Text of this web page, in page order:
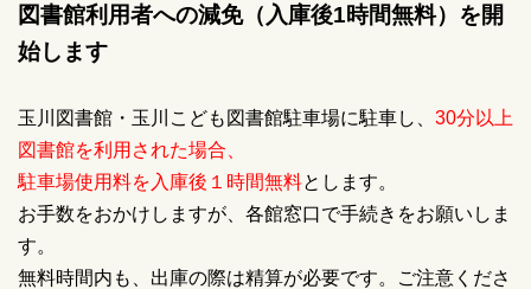
図書館利用者への減免（入庫後1時間無料）を開
始します
玉川図書館・玉川こども図書館駐車場に駐車し、 30分以上
図書館を利用された場合、
駐車場使用料を入庫後１時間無料とします。
お手数をおかけしますが、各館窓口で手続きをお願いしま
す。
無料時間内も、出庫の際は精算が必要です。ご注意くださ